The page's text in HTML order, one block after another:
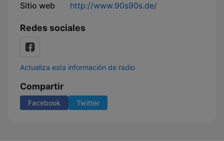
Sitio web http://www.90s90s.de/
Redes sociales
Actualiza esta información de radio
Compartir
Facebook Twitter